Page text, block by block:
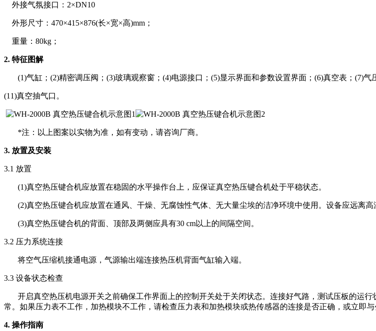
外接气氛接口： 2×DN10
外形尺寸： 470×415×876(长×宽×高)mm；
重量： 80kg；
2. 特征图解
(1)气缸；(2)精密调压阀；(3)玻璃观察窗；(4)电源接口；(5)显示界面和参数设置界面；(6)真空表；(7)气
(11)真空抽气口。
*注：以上图案以实物为准，如有变动，请咨询厂商。
3. 放置及安装
3.1 放置
(1)真空热压键合机应放置在稳固的水平操作台上，应保证真空热压键合机处于平稳状态。
(2)真空热压键合机应放置在通风、干燥、无腐蚀性气体、无大量尘埃的洁净环境中使用。设备应远离高
(3)真空热压键合机的背面、顶部及两侧应具有30 cm以上的间隔空间。
3.2 压力系统连接
将空气压缩机接通电源，气源输出端连接热压机背面气缸输入端。
3.3 设备状态检查
开启真空热压机电源开关之前确保工作界面上的控制开关处于关闭状态。连接好气路，测试压板的运
常。如果压力表不工作，加热模块不工作，请检查压力表和加热模块或热传感器的连接是否正确，或立即与
4. 操作指南